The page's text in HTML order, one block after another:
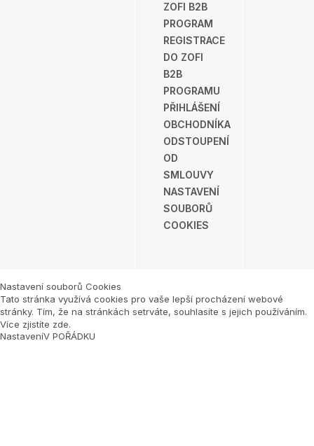
ZOFI B2B
PROGRAM
REGISTRACE
DO ZOFI
B2B
PROGRAMU
PŘIHLÁŠENÍ
OBCHODNÍKA
ODSTOUPENÍ
OD
SMLOUVY
NASTAVENÍ
SOUBORŮ
COOKIES
Nastavení souborů Cookies
Tato stránka využívá cookies pro vaše lepší procházení webové
stránky. Tím, že na stránkách setrváte, souhlasíte s jejich používáním.
Více zjistíte zde.
NastaveníV POŘÁDKU